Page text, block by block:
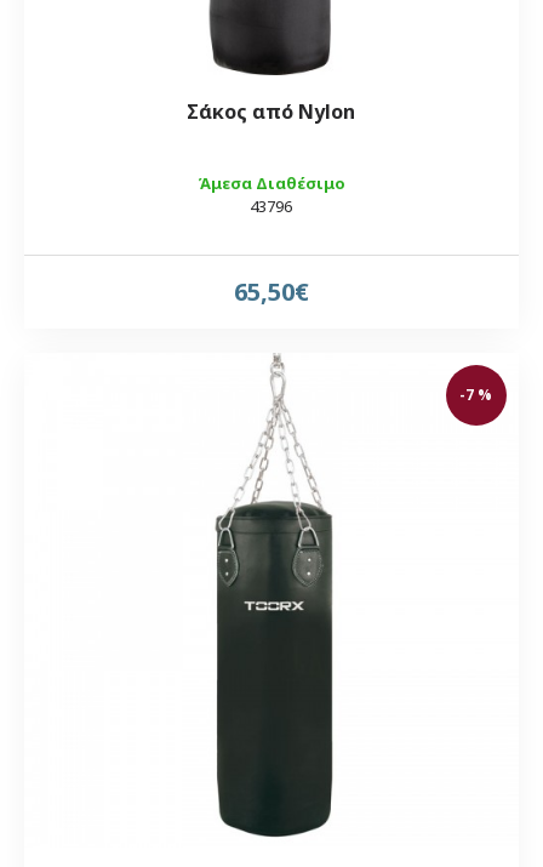
Άμεσα Διαθέσιμο
43796
Σάκος από Nylon
65,50€
-7 %